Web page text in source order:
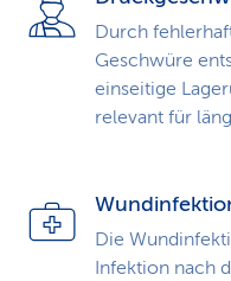
Durch
Geschwüre
einseitige
relevant für
Die
Infektion nach